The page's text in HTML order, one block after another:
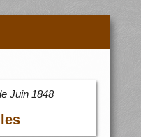
Juin 1848